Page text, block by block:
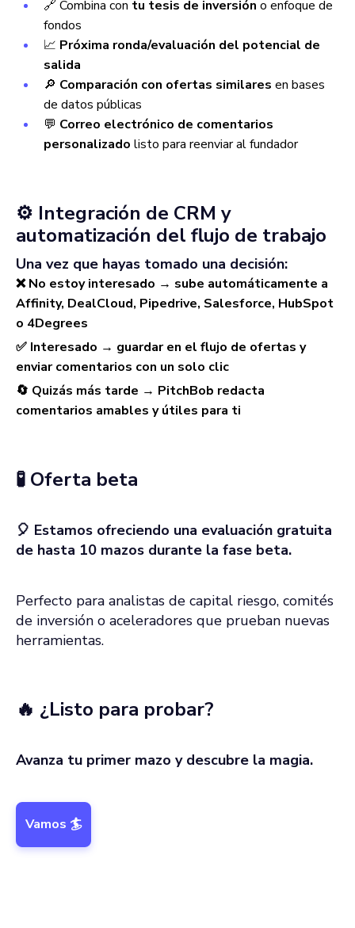
🔗 Combina con tu tesis de inversión o enfoque de
fondos
📈 Próxima ronda/evaluación del potencial de
salida
🔎 Comparación con ofertas similares en bases
de datos públicas
💬 Correo electrónico de comentarios
personalizado listo para reenviar al fundador
⚙️ Integración de CRM y
automatización del flujo de trabajo
Una vez que hayas tomado una decisión:
❌ No estoy interesado → sube automáticamente a
Affinity, DealCloud, Pipedrive, Salesforce, HubSpot
o 4Degrees
✅ Interesado → guardar en el flujo de ofertas y
enviar comentarios con un solo clic
🔄 Quizás más tarde → PitchBob redacta
comentarios amables y útiles para ti
🧪 Oferta beta
🎈 Estamos ofreciendo una evaluación gratuita
de hasta 10 mazos durante la fase beta.
Perfecto para analistas de capital riesgo, comités
de inversión o aceleradores que prueban nuevas
herramientas.
🔥 ¿Listo para probar?
Avanza tu primer mazo y descubre la magia.
Vamos 🏄